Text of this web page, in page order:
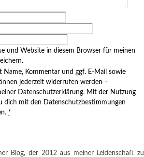
und Website in diesem Browser für meinen
Name, Kommentar und ggf. E-Mail sowie
jederzeit widerrufen werden –
Datenschutzerklärung. Mit der Nutzung
dich mit den Datenschutzbestimmungen
*
Blog, der 2012 aus meiner Leidenschaft zu